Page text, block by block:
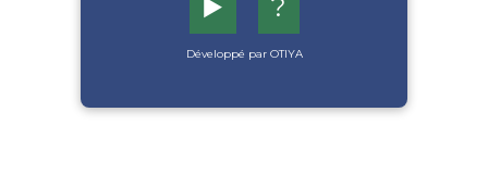
▶️ ?
Développé par OTIYA